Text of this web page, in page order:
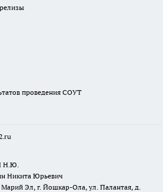
проведения СОУТ
Н.Ю.
Никита Юрьевич
Марий Эл, г. Йошкар-Ола, ул. Палантая, д.